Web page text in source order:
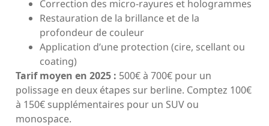
Correction des micro-rayures et hologrammes
Restauration de la brillance et de la
profondeur de couleur
Application d’une protection (cire, scellant ou
coating)
Tarif moyen en 2025 : 500€ à 700€ pour un
polissage en deux étapes sur berline. Comptez 100€
à 150€ supplémentaires pour un SUV ou
monospace.